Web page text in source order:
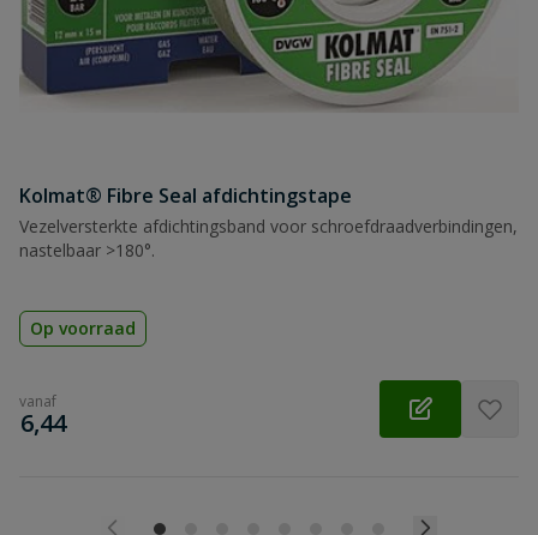
Kolmat® Fibre Seal afdichtingstape
Vezelversterkte afdichtingsband voor schroefdraadverbindingen,
nastelbaar >180°.
Op voorraad
vanaf
€
6,44